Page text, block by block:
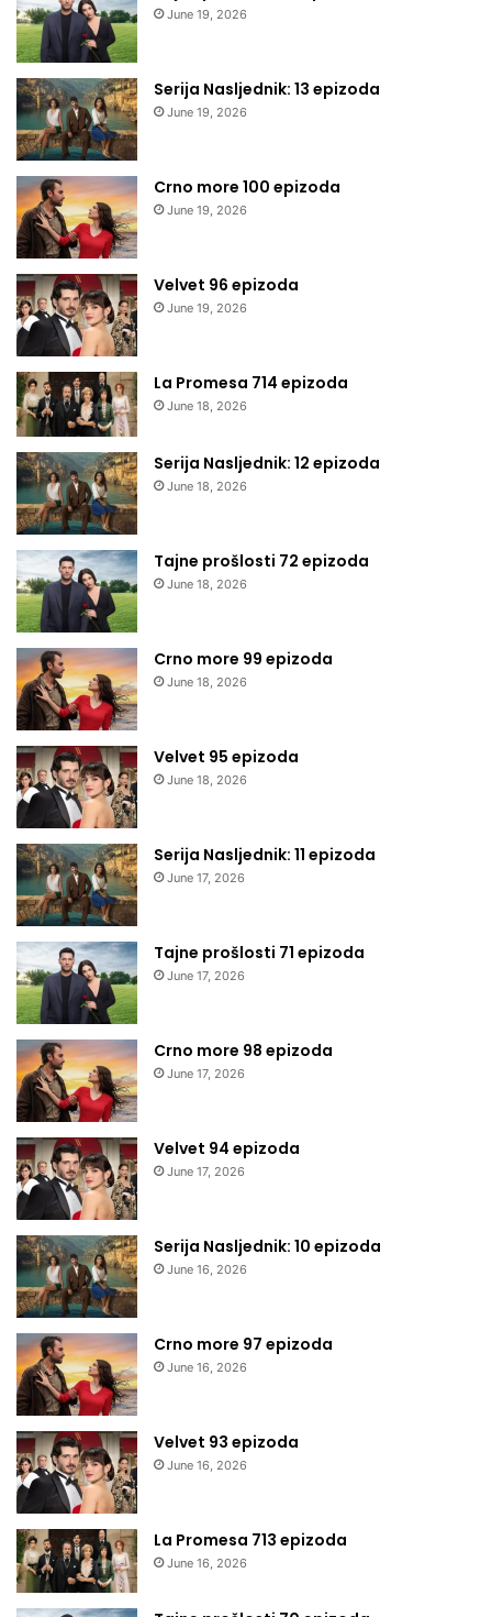
June 19, 2026
Serija Nasljednik: 13 epizoda
June 19, 2026
Crno more 100 epizoda
June 19, 2026
Velvet 96 epizoda
June 19, 2026
La Promesa 714 epizoda
June 18, 2026
Serija Nasljednik: 12 epizoda
June 18, 2026
Tajne prošlosti 72 epizoda
June 18, 2026
Crno more 99 epizoda
June 18, 2026
Velvet 95 epizoda
June 18, 2026
Serija Nasljednik: 11 epizoda
June 17, 2026
Tajne prošlosti 71 epizoda
June 17, 2026
Crno more 98 epizoda
June 17, 2026
Velvet 94 epizoda
June 17, 2026
Serija Nasljednik: 10 epizoda
June 16, 2026
Crno more 97 epizoda
June 16, 2026
Velvet 93 epizoda
June 16, 2026
La Promesa 713 epizoda
June 16, 2026